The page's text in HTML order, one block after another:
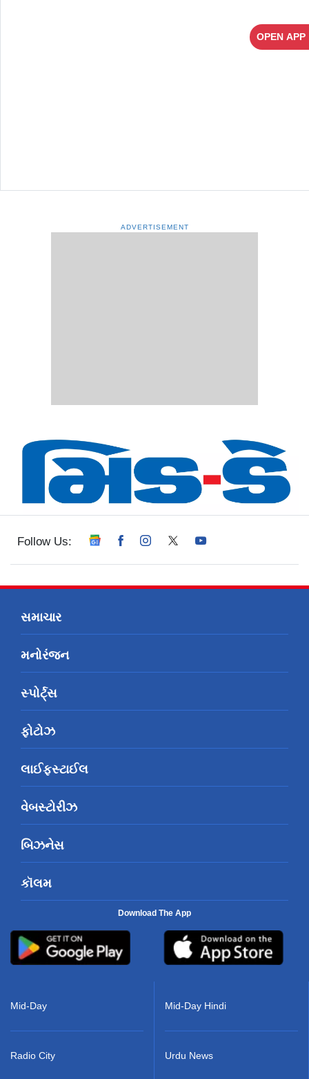
OPEN APP
ADVERTISEMENT
Follow Us:
સમાચાર
મનોરંજન
સ્પોર્ટ્સ
ફોટોઝ
લાઈફસ્ટાઈલ
વેબસ્ટોરીઝ
બિઝનેસ
કૉલમ
Download The App
Mid-Day
Radio City
Mid-Day Hindi
Urdu News